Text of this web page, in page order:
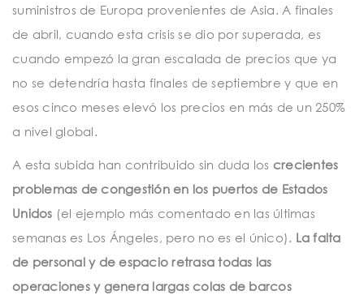
suministros de Europa provenientes de Asia. A finales
de abril, cuando esta crisis se dio por superada, es
cuando empezó la gran escalada de precios que ya
no se detendría hasta finales de septiembre y que en
esos cinco meses elevó los precios en más de un 250%
a nivel global.
A esta subida han contribuido sin duda los crecientes
problemas de congestión en los puertos de Estados
Unidos (el ejemplo más comentado en las últimas
semanas es Los Ángeles, pero no es el único). La falta
de personal y de espacio retrasa todas las
operaciones y genera largas colas de barcos